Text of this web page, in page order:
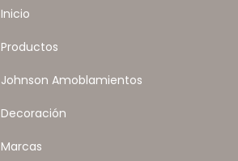
Inicio
Productos
Johnson Amoblamientos
Decoración
Marcas